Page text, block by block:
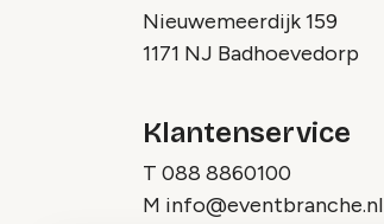
Nieuwemeerdijk 159
1171 NJ Badhoevedorp
Klantenservice
T 088 8860100
M info@eventbranche.nl